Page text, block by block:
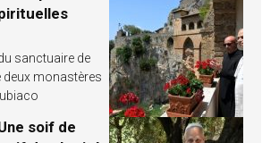
sanctuaire de
deux monastères
soif de